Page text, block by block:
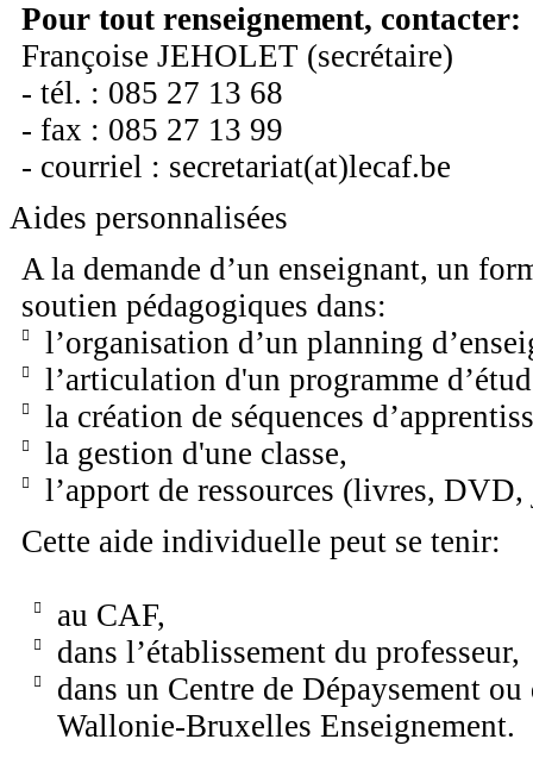
Pour tout renseignement, contacter:
Françoise JEHOLET (secrétaire)
- tél. : 085 27 13 68
- fax : 085 27 13 99
- courriel : secretariat(at)lecaf.be
Aides personnalisées
A la demande d’un enseignant, un
soutien pédagogiques dans:
l’organisation d’un planning
l’articulation d'un programme
la création de séquences
la gestion d'une classe,
l’apport de ressources (livres,
Cette aide individuelle peut se tenir:
au CAF,
dans l’établissement du professeur,
dans un Centre de Dépaysement
Wallonie-Bruxelles Enseignement.